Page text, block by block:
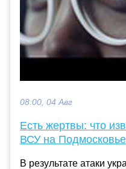
08:00, 04 Авг
Есть жертвы: что
ВСУ на Подмосковье
В результате атаки